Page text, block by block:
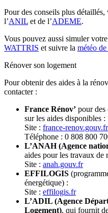
Pour des conseils plus
l’ANIL et de l’ADEME.
Vous pouvez aussi simuler
WATTRIS et suivre la météo
Rénover son logement
Pour obtenir des aides à la
contacter :
France Rénov’ pour des
sur les aides disponibles :
Site : france-renov.gouv.fr
Téléphone : 0 808 800
L’ANAH (Agence
aides pour les travaux de
Site : anah.gouv.fr
EFFILOGIS
énergétique) :
Site : effilogis.fr
L’ADIL (Agence
Logement), qui fournit